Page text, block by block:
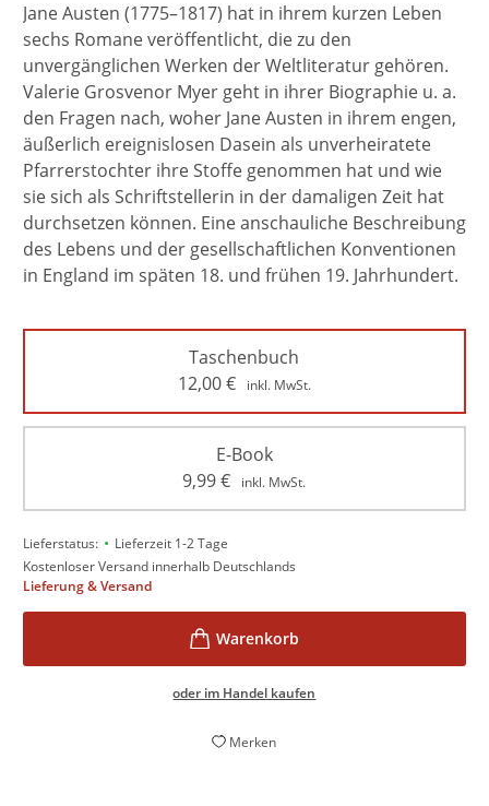
Jane Austen (1775–1817) hat in ihrem kurzen Leben
sechs Romane veröffentlicht, die zu den
unvergänglichen Werken der Weltliteratur gehören.
Valerie Grosvenor Myer geht in ihrer Biographie u. a.
den Fragen nach, woher Jane Austen in ihrem engen,
äußerlich ereignislosen Dasein als unverheiratete
Pfarrerstochter ihre Stoffe genommen hat und wie
sie sich als Schriftstellerin in der damaligen Zeit hat
durchsetzen können. Eine anschauliche Beschreibung
des Lebens und der gesellschaftlichen Konventionen
in England im späten 18. und frühen 19. Jahrhundert.
Taschenbuch
12,00€ inkl. MwSt.
E-Book
9,99€ inkl. MwSt.
Lieferstatus: • Lieferzeit 1-2 Tage
Kostenloser Versand innerhalb Deutschlands
Lieferung & Versand
oder im Handel kaufen
Merken